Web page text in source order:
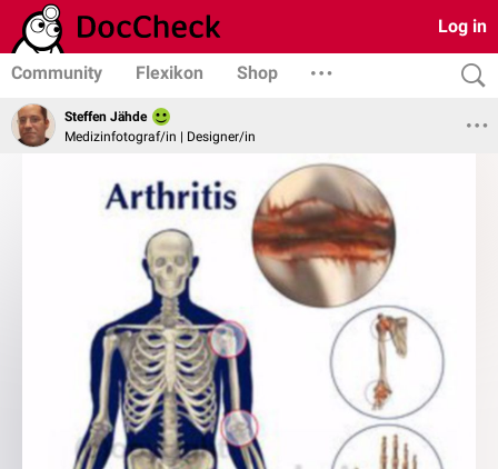
Log in
Community Flexikon Shop
Steffen Jähde
Medizinfotograf/in | Designer/in